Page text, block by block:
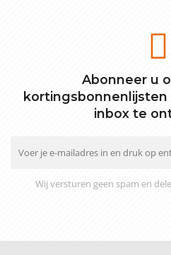
Abonneer u
inbox te
Wij versturen geen spam en